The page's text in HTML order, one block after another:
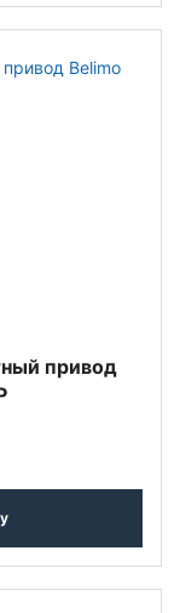
привод